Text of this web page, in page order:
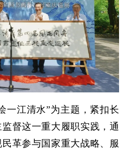
一江清水”为主题，紧扣长
督这一重大履职实践，通
革参与国家重大战略、服